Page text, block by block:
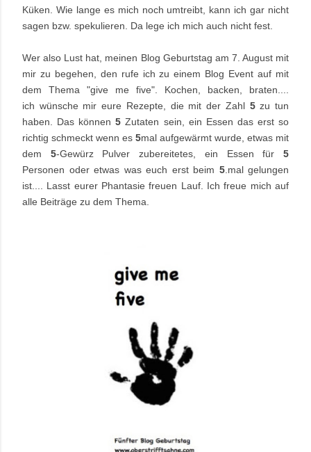
Küken. Wie lange es mich noch umtreibt, kann ich gar nicht
sagen bzw. spekulieren. Da lege ich mich auch nicht fest.
Wer also Lust hat, meinen Blog Geburtstag am 7. August mit
mir zu begehen, den rufe ich zu einem Blog Event auf mit
dem Thema "give me five". Kochen, backen, braten....
ich wünsche mir eure Rezepte, die mit der Zahl 5zu tun
haben. Das können5Zutaten sein, ein Essen das erst so
richtig schmeckt wenn es 5mal aufgewärmt wurde, etwas mit
dem 5-Gewürz Pulver zubereitetes, ein Essen für5
Personen oder etwas was euch erst beim 5.mal gelungen
ist.... Lasst eurer Phantasie freuen Lauf. Ich freue mich auf
alle Beiträge zu dem Thema.